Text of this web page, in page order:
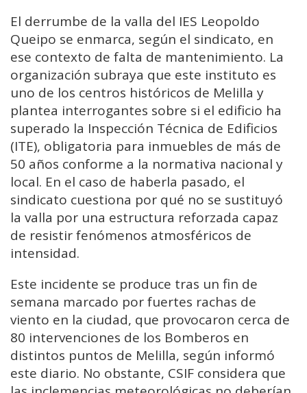
El derrumbe de la valla del IES Leopoldo
Queipo se enmarca, según el sindicato, en
ese contexto de falta de mantenimiento. La
organización subraya que este instituto es
uno de los centros históricos de Melilla y
plantea interrogantes sobre si el edificio ha
superado la Inspección Técnica de Edificios
(ITE), obligatoria para inmuebles de más de
50 años conforme a la normativa nacional y
local. En el caso de haberla pasado, el
sindicato cuestiona por qué no se sustituyó
la valla por una estructura reforzada capaz
de resistir fenómenos atmosféricos de
intensidad.
Este incidente se produce tras un fin de
semana marcado por fuertes rachas de
viento en la ciudad, que provocaron cerca de
80 intervenciones de los Bomberos en
distintos puntos de Melilla, según informó
este diario. No obstante, CSIF considera que